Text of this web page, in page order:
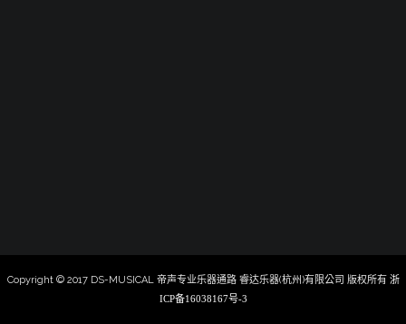
Copyright © 2017 DS-MUSICAL 帝声专业乐器通路 睿达乐器(杭州)有限公司 版权所有 浙
ICP备16038167号-3